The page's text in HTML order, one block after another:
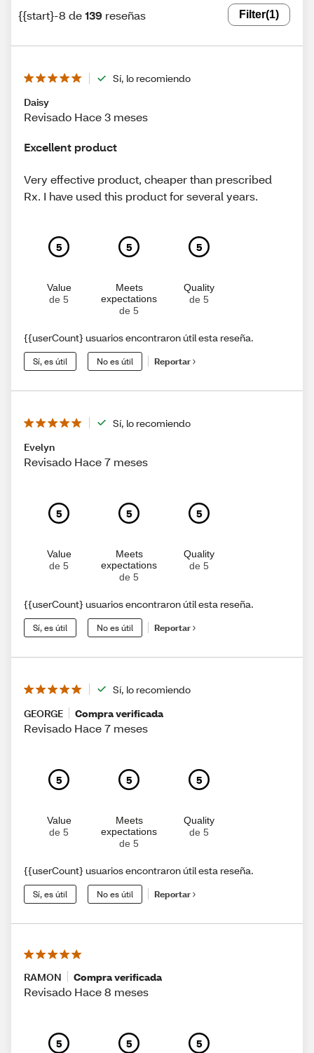
{{start}-8 de139 reseñas Filter(1)
Sí, lo recomiendo
Daisy
Revisado Hace 3 meses
Excellent product
Very effective product, cheaper than prescribed
Rx. I have used this product for several years.
5
Value
de 5
5
Meets
expectations
de 5
5
Quality
de 5
{{userCount} usuarios encontraron útil esta reseña.
Sí, es útil No es útil Reportar
Sí, lo recomiendo
Evelyn
Revisado Hace 7 meses
5
Value
de 5
5
Meets
expectations
de 5
5
Quality
de 5
{{userCount} usuarios encontraron útil esta reseña.
Sí, es útil No es útil Reportar
Sí, lo recomiendo
GEORGE
Compra verificada
Revisado Hace 7 meses
5
Value
de 5
5
Meets
expectations
de 5
5
Quality
de 5
{{userCount} usuarios encontraron útil esta reseña.
Sí, es útil No es útil Reportar
RAMON Compra verificada
Revisado Hace 8 meses
5 5 5